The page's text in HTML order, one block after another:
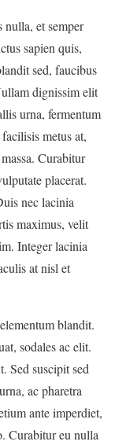
et semper
sapien quis,
sed, faucibus
dignissim elit
urna, fermentum
metus at,
Curabitur
placerat.
nec lacinia
maximus, velit
Integer lacinia
at nisl et
blandit.
sodales ac elit.
Sed suscipit sed
ac pharetra
ante imperdiet,
Curabitur eu nulla